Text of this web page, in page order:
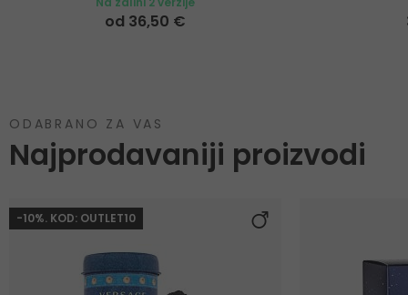
od 36,50 €
ODABRANO ZA VAS
Najprodavaniji proizvodi
-10%. KOD: OUTLET10